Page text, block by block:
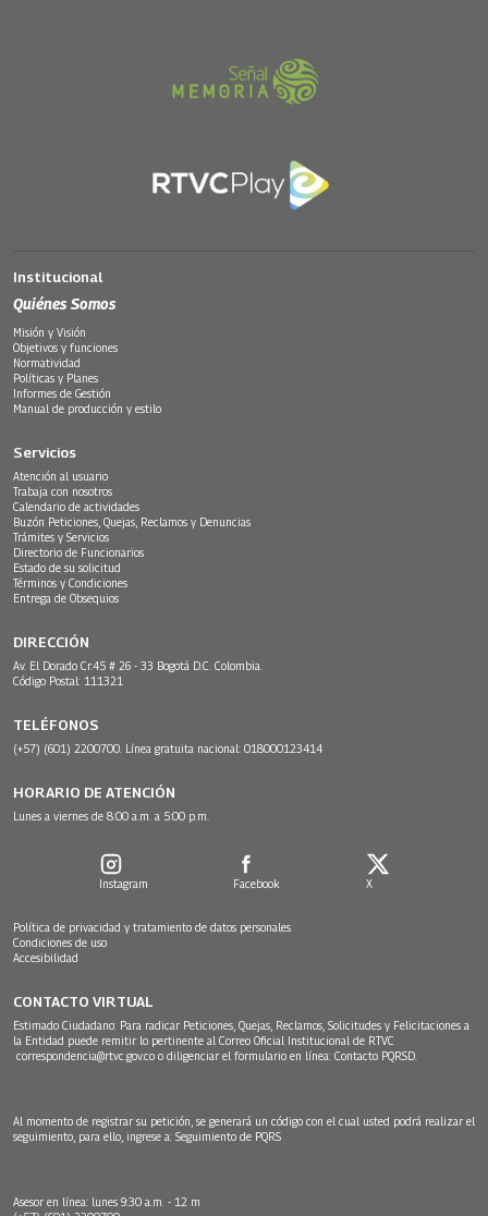
Institucional
Quiénes Somos
Misión y Visión
Objetivos y funciones
Normatividad
Políticas y Planes
Informes de Gestión
Manual de producción y estilo
Servicios
Atención al usuario
Trabaja con nosotros
Calendario de actividades
Buzón Peticiones, Quejas, Reclamos y Denuncias
Trámites y Servicios
Directorio de Funcionarios
Estado de su solicitud
Términos y Condiciones
Entrega de Obsequios
DIRECCIÓN
Av. El Dorado Cr.45 # 26 - 33 Bogotá D.C. Colombia.
Código Postal: 111321
TELÉFONOS
(+57) (601) 2200700. Línea gratuita nacional: 018000123414
HORARIO DE ATENCIÓN
Lunes a viernes de 8:00 a.m. a 5:00 p.m.
Instagram Facebook X
Política de privacidad y tratamiento de datos personales
Condiciones de uso
Accesibilidad
CONTACTO VIRTUAL
Estimado Ciudadano: Para radicar Peticiones, Quejas, Reclamos, Solicitudes y Felicitaciones a
la Entidad puede remitir lo pertinente al Correo Oficial Institucional de RTVC
correspondencia@rtvc.gov.co o diligenciar el formulario en línea: Contacto PQRSD.
Al momento de registrar su petición, se generará un código con el cual usted podrá realizar el
seguimiento, para ello, ingrese a: Seguimiento de PQRS
Asesor en línea: lunes 9:30 a.m. - 12 m